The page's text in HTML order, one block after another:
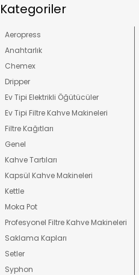
Kategoriler
Aeropress
Anahtarlık
Chemex
Dripper
Ev Tipi Elektrikli Öğütücüler
Ev Tipi Filtre Kahve Makineleri
Filtre Kağıtları
Genel
Kahve Tartıları
Kapsül Kahve Makineleri
Kettle
Moka Pot
Profesyonel Filtre Kahve Makineleri
Saklama Kapları
Setler
Syphon